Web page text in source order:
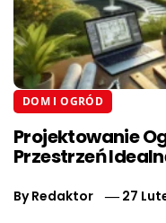
DOM I OGRÓD
Projektowanie
Przestrzeń
ByRedaktor 27